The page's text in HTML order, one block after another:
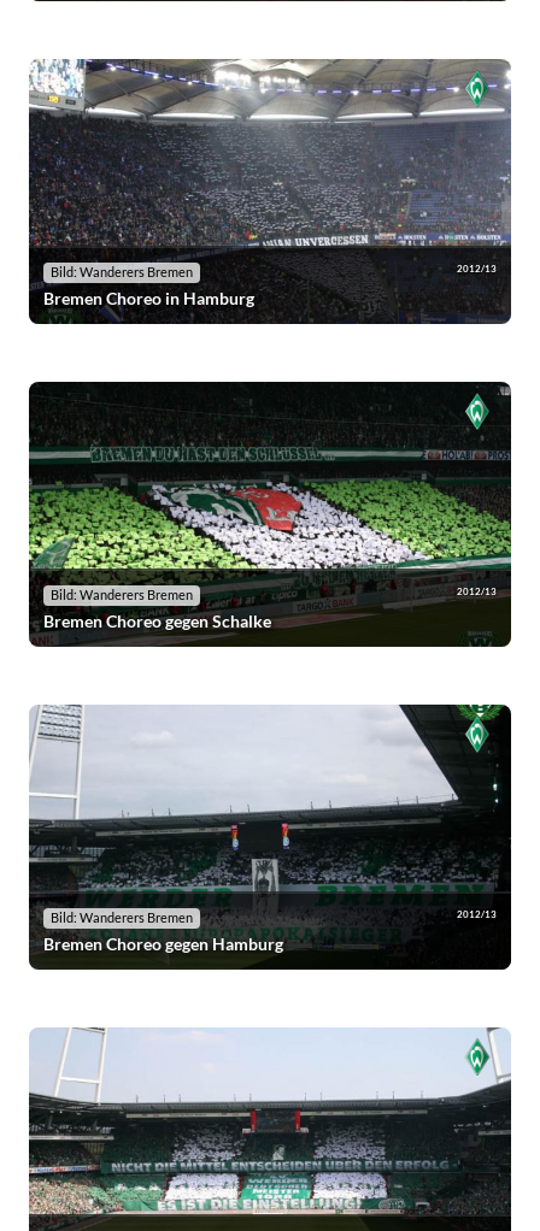
Bild: Wanderers Bremen 2012/13
Bremen Choreo in Hamburg
Bild: Wanderers Bremen 2012/13
Bremen Choreo gegen Schalke
Bild: Wanderers Bremen 2012/13
Bremen Choreo gegen Hamburg